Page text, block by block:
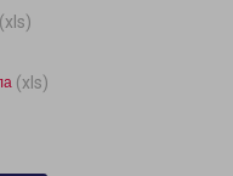
(xls)
(xls)